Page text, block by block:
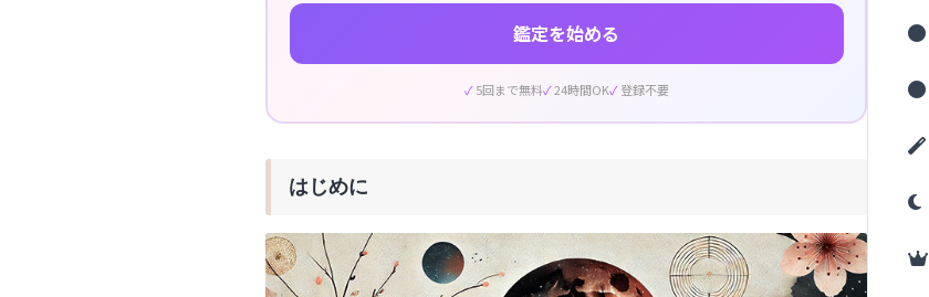
鑑定を始める
5回まで無料 24時間OK 登録不要
はじめに